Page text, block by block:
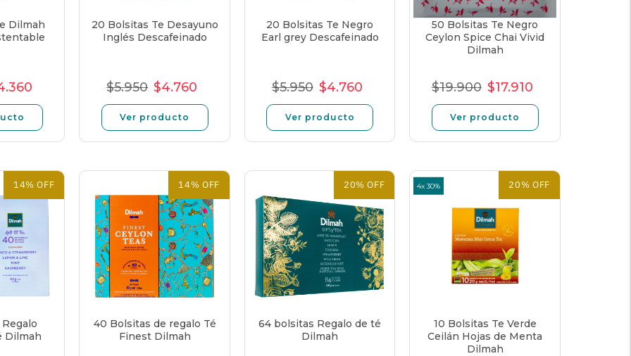
Dilmah
unitario
20 Bolsitas Te Desayuno
Inglés Descafeinado
Precio
normal
$5.950 Precio
de
$4.760
unitario
Ver producto
20 Bolsitas Te Negro
Earl grey Descafeinado
Precio
normal
$5.950 Precio
de
$4.760
unitario
Ver producto
50 Bolsitas Te Negro
Ceylon Spice Chai Vivid
Dilmah
Precio
normal
$19.900 Precio
de
$17.910
unitario
Ver producto
14% OFF
Dilmah
14% OFF
40 Bolsitas de regalo Té
Finest Dilmah
20% OFF
64 bolsitas Regalo de té
Dilmah
4x 30% 20% OFF
10 Bolsitas Te Verde
Ceilán Hojas de Menta
Dilmah